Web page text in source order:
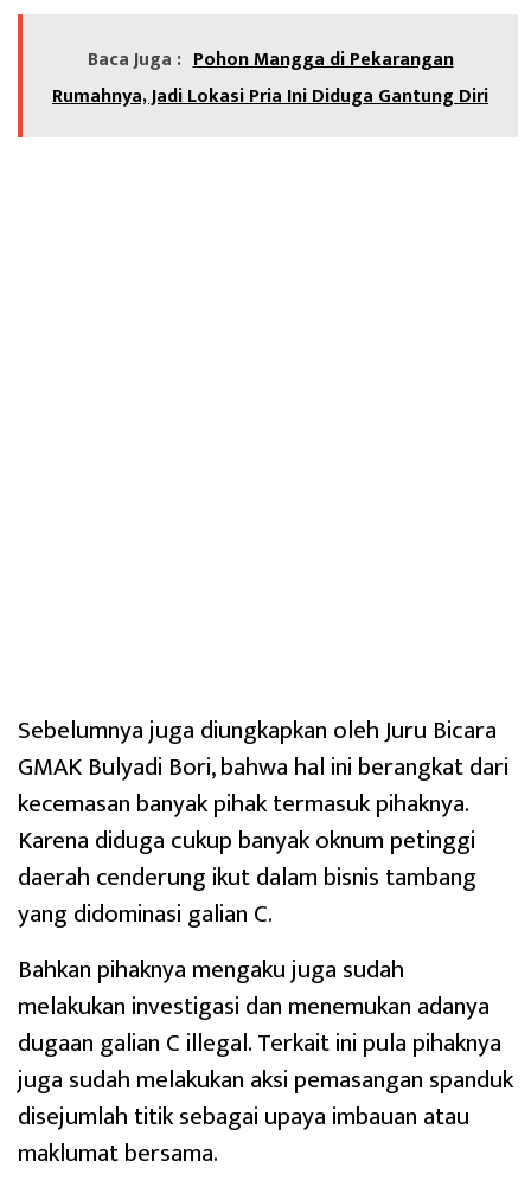
Baca Juga : Pohon Mangga di Pekarangan
Rumahnya, Jadi Lokasi Pria Ini Diduga Gantung Diri
Sebelumnya juga diungkapkan oleh Juru Bicara
GMAK Bulyadi Bori, bahwa hal ini berangkat dari
kecemasan banyak pihak termasuk pihaknya.
Karena diduga cukup banyak oknum petinggi
daerah cenderung ikut dalam bisnis tambang
yang didominasi galian C.
Bahkan pihaknya mengaku juga sudah
melakukan investigasi dan menemukan adanya
dugaan galian C illegal. Terkait ini pula pihaknya
juga sudah melakukan aksi pemasangan spanduk
disejumlah titik sebagai upaya imbauan atau
maklumat bersama.